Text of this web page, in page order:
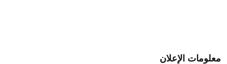
معلومات الإعلان